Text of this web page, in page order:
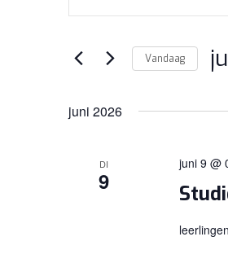
WEERGEVEN
in.
Evenementen
keyword.
Vandaag
juni 2026
DI
9
juni 9 @